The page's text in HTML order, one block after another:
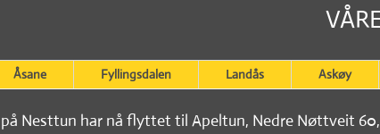
Åsane Fyllingsdalen Landås Askøy
Nesttun har nå flyttet til Apeltun, Nedre Nøttveit 60,